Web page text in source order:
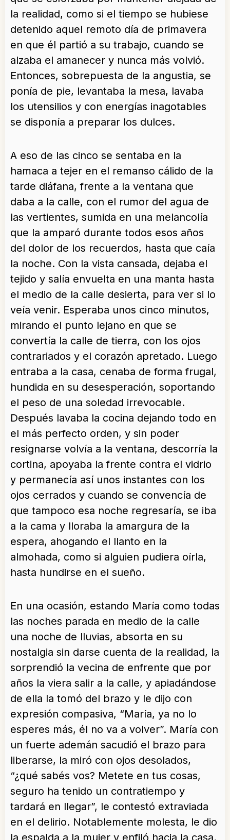
la realidad, como si el tiempo se hubiese
detenido aquel remoto día de primavera
en que él partió a su trabajo, cuando se
alzaba el amanecer y nunca más volvió.
Entonces, sobrepuesta de la angustia, se
ponía de pie, levantaba la mesa, lavaba
los utensilios y con energías inagotables
se disponía a preparar los dulces.
A eso de las cinco se sentaba en la
hamaca a tejer en el remanso cálido de la
tarde diáfana, frente a la ventana que
daba a la calle, con el rumor del agua de
las vertientes, sumida en una melancolía
que la amparó durante todos esos años
del dolor de los recuerdos, hasta que caía
la noche. Con la vista cansada, dejaba el
tejido y salía envuelta en una manta hasta
el medio de la calle desierta, para ver si lo
veía venir. Esperaba unos cinco minutos,
mirando el punto lejano en que se
convertía la calle de tierra, con los ojos
contrariados y el corazón apretado. Luego
entraba a la casa, cenaba de forma frugal,
hundida en su desesperación, soportando
el peso de una soledad irrevocable.
Después lavaba la cocina dejando todo en
el más perfecto orden, y sin poder
resignarse volvía a la ventana, descorría la
cortina, apoyaba la frente contra el vidrio
y permanecía así unos instantes con los
ojos cerrados y cuando se convencía de
que tampoco esa noche regresaría, se iba
a la cama y lloraba la amargura de la
espera, ahogando el llanto en la
almohada, como si alguien pudiera oírla,
hasta hundirse en el sueño.
En una ocasión, estando María como todas
las noches parada en medio de la calle
una noche de lluvias, absorta en su
nostalgia sin darse cuenta de la realidad, la
sorprendió la vecina de enfrente que por
años la viera salir a la calle, y apiadándose
de ella la tomó del brazo y le dijo con
expresión compasiva, “María, ya no lo
esperes más, él no va a volver”. María con
un fuerte ademán sacudió el brazo para
liberarse, la miró con ojos desolados,
“¿qué sabés vos? Metete en tus cosas,
seguro ha tenido un contratiempo y
tardará en llegar”, le contestó extraviada
en el delirio. Notablemente molesta, le dio
la espalda a la mujer y enfiló hacia la casa.